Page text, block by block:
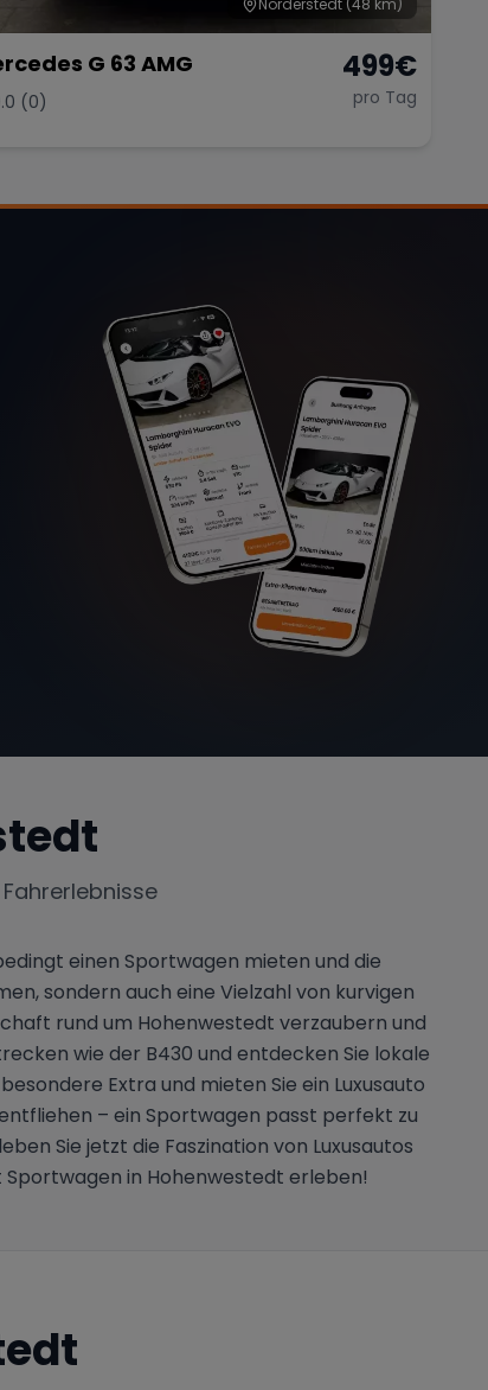
Norderstedt (48 km)
G 63 AMG
(0)
499€
pro Tag
einen Sportwagen mieten und die
sondern auch eine Vielzahl von kurvigen
rund um Hohenwestedt verzaubern und
wie der B430 und entdecken Sie lokale
Extra und mieten Sie ein Luxusauto
– ein Sportwagen passt perfekt zu
Sie jetzt die Faszination von Luxusautos
in Hohenwestedt erleben!